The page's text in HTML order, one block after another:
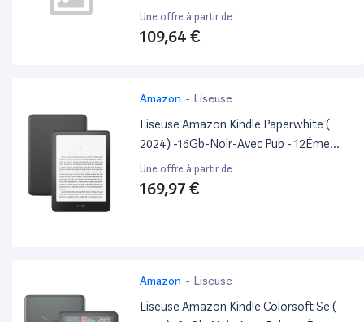
Une offre à partir de :
109,64 €
Amazon - Liseuse
Liseuse Amazon Kindle Paperwhite (
2024) -16Gb-Noir-Avec Pub - 12Ème
Generation.
Une offre à partir de :
169,97 €
Amazon - Liseuse
Liseuse Amazon Kindle Colorsoft Se (